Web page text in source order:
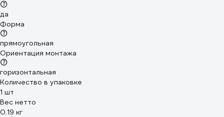
да
Форма
прямоугольная
Ориентация монтажа
горизонтальная
Количество в упаковке
1 шт
Вес нетто
0.19 кг